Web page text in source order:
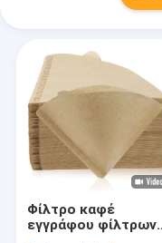
Φίλτρο καφέ
εγγράφου φίλτρων